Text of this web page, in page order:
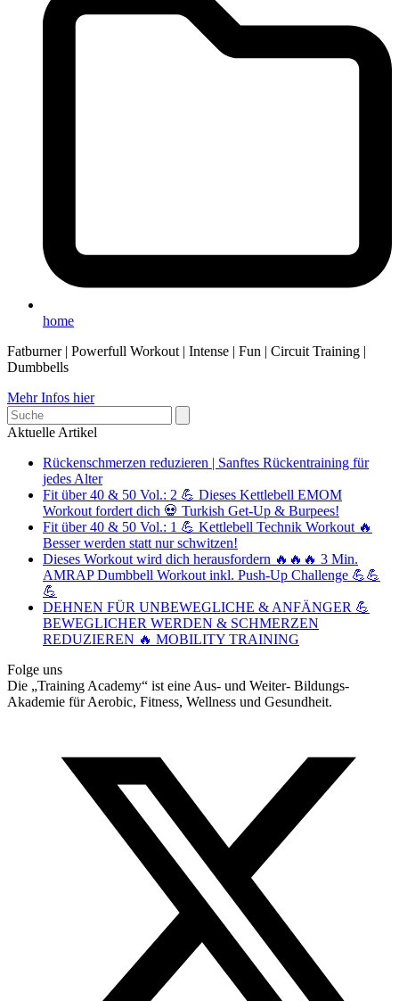
home
Fatburner | Powerfull Workout | Intense | Fun | Circuit Training |
Dumbbells
Mehr Infos hier
Search
Aktuelle Artikel
Rückenschmerzen reduzieren | Sanftes Rückentraining für
jedes Alter
Fit über 40 & 50 Vol.: 2 💪 Dieses Kettlebell EMOM
Workout fordert dich 💀 Turkish Get-Up & Burpees!
Fit über 40 & 50 Vol.: 1 💪 Kettlebell Technik Workout 🔥
Besser werden statt nur schwitzen!
Dieses Workout wird dich herausfordern 🔥🔥🔥 3 Min.
AMRAP Dumbbell Workout inkl. Push-Up Challenge 💪💪
💪
DEHNEN FÜR UNBEWEGLICHE & ANFÄNGER 💪
BEWEGLICHER WERDEN & SCHMERZEN
REDUZIEREN 🔥 MOBILITY TRAINING
Folge uns
Die „Training Academy“ ist eine Aus- und Weiter- Bildungs-
Akademie für Aerobic, Fitness, Wellness und Gesundheit.